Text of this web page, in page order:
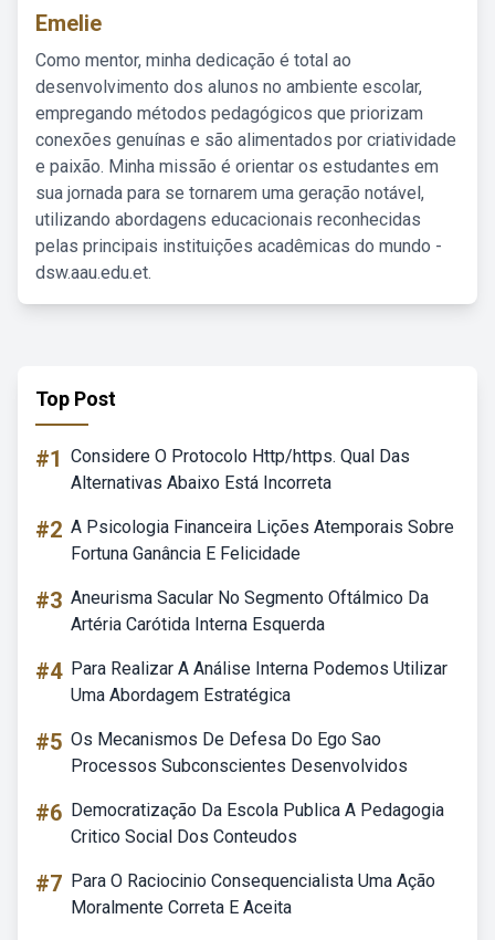
Emelie
Como mentor, minha dedicação é total ao
desenvolvimento dos alunos no ambiente escolar,
empregando métodos pedagógicos que priorizam
conexões genuínas e são alimentados por criatividade
e paixão. Minha missão é orientar os estudantes em
sua jornada para se tornarem uma geração notável,
utilizando abordagens educacionais reconhecidas
pelas principais instituições acadêmicas do mundo -
dsw.aau.edu.et.
Top Post
#1 Considere O Protocolo Http/https. Qual Das
Alternativas Abaixo Está Incorreta
#2 A Psicologia Financeira Lições Atemporais Sobre
Fortuna Ganância E Felicidade
#3 Aneurisma Sacular No Segmento Oftálmico Da
Artéria Carótida Interna Esquerda
#4 Para Realizar A Análise Interna Podemos Utilizar
Uma Abordagem Estratégica
#5 Os Mecanismos De Defesa Do Ego Sao
Processos Subconscientes Desenvolvidos
#6 Democratização Da Escola Publica A Pedagogia
Critico Social Dos Conteudos
#7 Para O Raciocinio Consequencialista Uma Ação
Moralmente Correta E Aceita